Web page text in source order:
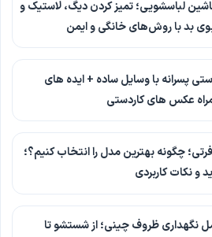
لباسشویی؛ تمیز کردن دیگ، لاستیک و
بوی بد با روش‌های خانگی و ایمن
پسرانه با وسایل ساده + ایده های
عکس های کاردستی
چگونه بهترین مدل را انتخاب کنیم؟؛
و نکات کاربردی
نگهداری ظروف چینی؛ از شستشو تا